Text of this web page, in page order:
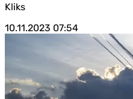
Kliks
10.11.2023 07:54